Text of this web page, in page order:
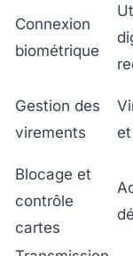
Connexion
biométrique
Gestion des
virements
Blocage et
contrôle
cartes